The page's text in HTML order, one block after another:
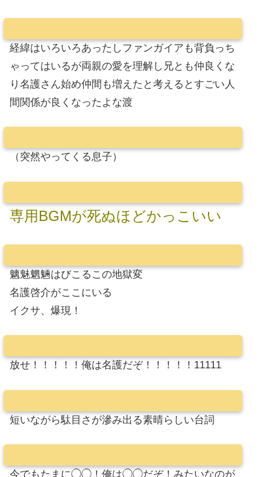
経緯はいろいろあったしファンガイアも背負っち
ゃってはいるが両親の愛を理解し兄とも仲良くな
り名護さん始め仲間も増えたと考えるとすごい人
間関係が良くなったよな渡
（突然やってくる息子）
専用BGMが死ぬほどかっこいい
魑魅魍魎はびこるこの地獄変
名護啓介がここにいる
イクサ、爆現！
放せ！！！！！俺は名護だぞ！！！！！11111
短いながら駄目さが滲み出る素晴らしい台詞
今でもたまに◯◯！俺は◯◯だぞ！みたいなのが